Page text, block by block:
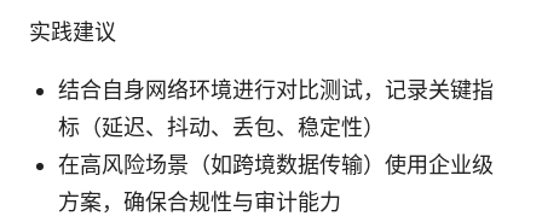
实践建议
结合自身网络环境进行对比测试，记录关键指
标（延迟、抖动、丢包、稳定性）
在高风险场景（如跨境数据传输）使用企业级
方案，确保合规性与审计能力